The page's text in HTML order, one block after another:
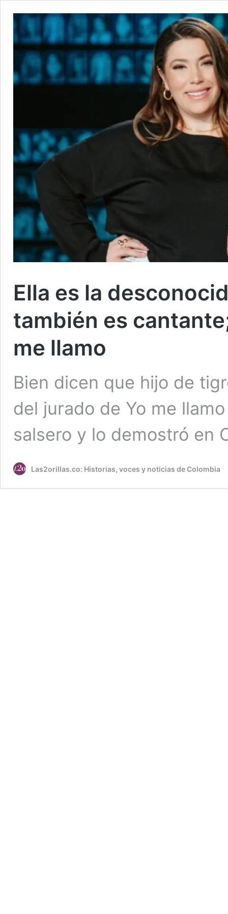
Ella es la
también es
me llamo
Bien dicen que hijo de
del jurado de Yo me
salsero y lo demostró en
Las2orillas.co: Historias, voces y noticias de Colombia